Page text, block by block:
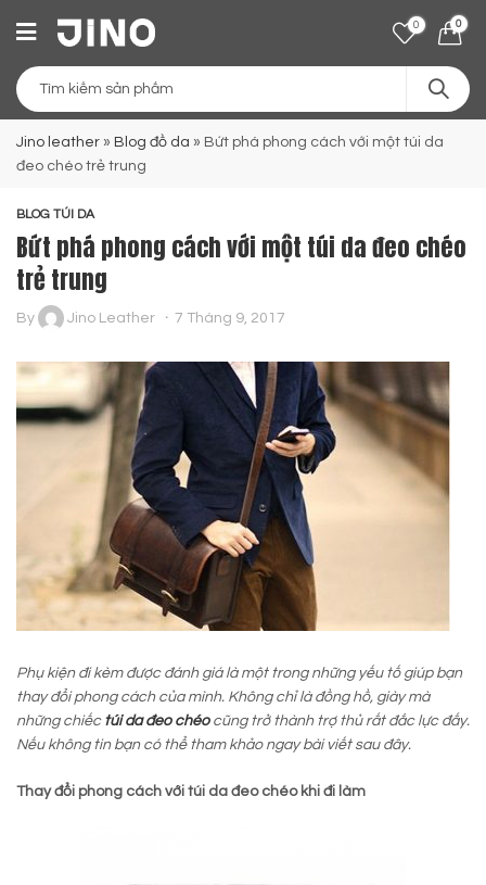
0 0
Jino leather » Blog đồ da » Bứt phá phong cách với một túi da
đeo chéo trẻ trung
BLOG TÚI DA
Bứt phá phong cách với một túi da đeo chéo
trẻ trung
By Jino Leather 7 Tháng 9, 2017
Phụ kiện đi kèm được đánh giá là một trong những yếu tố giúp bạn
thay đổi phong cách của mình. Không chỉ là đồng hồ, giày mà
những chiếc túi da đeo chéocũng trở thành trợ thủ rất đắc lực đấy.
Nếu không tin bạn có thể tham khảo ngay bài viết sau đây.
Thay đổi phong cách với túi da đeo chéo khi đi làm